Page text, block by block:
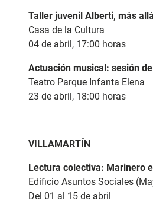
Taller juvenil Alberti, más
Casa de la Cultura
04 de abril, 17:00 horas
Actuación musical: sesión
Teatro Parque Infanta Elena
23 de abril, 18:00 horas
VILLAMARTÍN
Lectura colectiva: Marinero
Edificio Asuntos Sociales
Del 01 al 15 de abril